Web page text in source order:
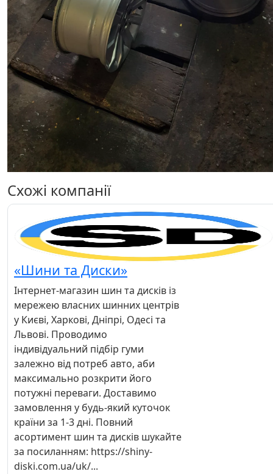
Схожі компанії
«Шини та Диски»
Інтернет-магазин шин та дисків із
мережею власних шинних центрів
у Києві, Харкові, Дніпрі, Одесі та
Львові. Проводимо
індивідуальний підбір гуми
залежно від потреб авто, аби
максимально розкрити його
потужні переваги. Доставимо
замовлення у будь-який куточок
країни за 1-3 дні. Повний
асортимент шин та дисків шукайте
за посиланням: https://shiny-
diski.com.ua/uk/...